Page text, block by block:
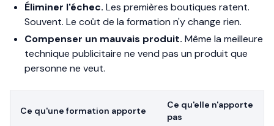
Éliminer l'échec. Les premières boutiques ratent.
Souvent. Le coût de la formation n'y change rien.
Compenser un mauvais produit. Même la meilleure
technique publicitaire ne vend pas un produit que
personne ne veut.
Ce qu'une formation apporte
Ce qu'elle n'apporte
pas